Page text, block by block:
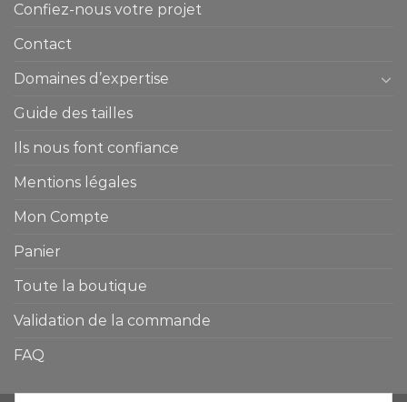
Confiez-nous votre projet
Contact
Domaines d’expertise
Guide des tailles
Ils nous font confiance
Mentions légales
Mon Compte
Panier
Toute la boutique
Validation de la commande
FAQ